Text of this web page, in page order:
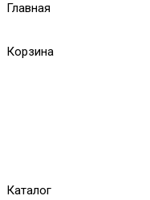
Главная
Корзина
Каталог